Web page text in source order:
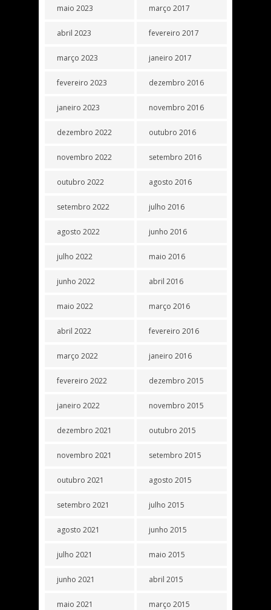
maio 2023
abril 2023
março 2023
fevereiro 2023
janeiro 2023
dezembro 2022
novembro 2022
outubro 2022
setembro 2022
agosto 2022
julho 2022
junho 2022
maio 2022
abril 2022
março 2022
fevereiro 2022
janeiro 2022
dezembro 2021
novembro 2021
outubro 2021
setembro 2021
agosto 2021
julho 2021
junho 2021
maio 2021
março 2017
fevereiro 2017
janeiro 2017
dezembro 2016
novembro 2016
outubro 2016
setembro 2016
agosto 2016
julho 2016
junho 2016
maio 2016
abril 2016
março 2016
fevereiro 2016
janeiro 2016
dezembro 2015
novembro 2015
outubro 2015
setembro 2015
agosto 2015
julho 2015
junho 2015
maio 2015
abril 2015
março 2015